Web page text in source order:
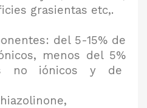
grasientas etc,.
del 5-15% de
menos del 5%
no iónicos y de